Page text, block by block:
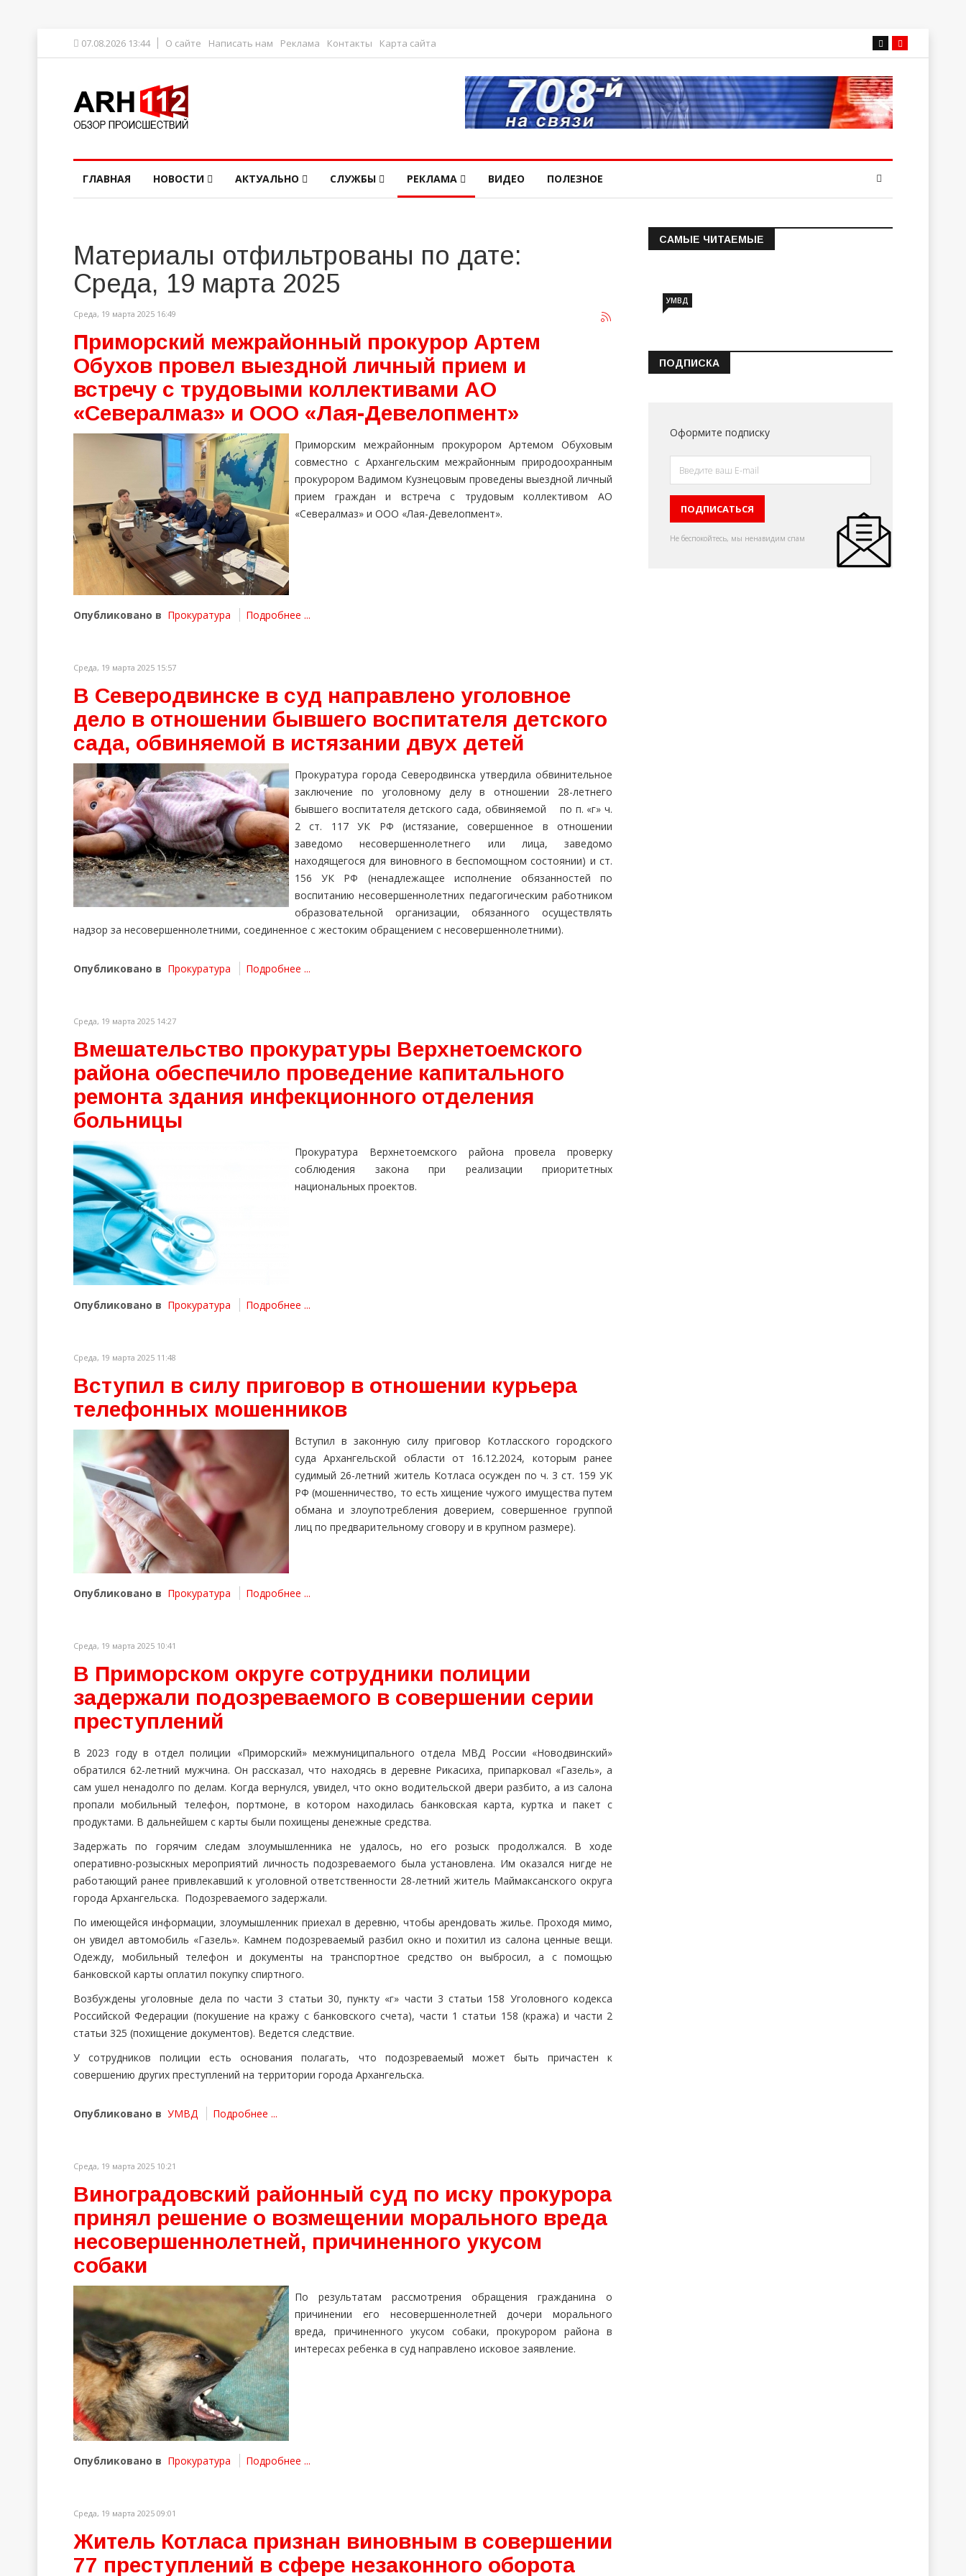
07.08.2026 13:44 О сайте Написать нам Реклама Контакты Карта сайта
ГЛАВНАЯ НОВОСТИ АКТУАЛЬНО СЛУЖБЫ РЕКЛАМА ВИДЕО ПОЛЕЗНОЕ
Материалы отфильтрованы по дате:
Среда, 19 марта 2025
Среда, 19 марта 2025 16:49
Приморский межрайонный прокурор Артем
Обухов провел выездной личный прием и
встречу с трудовыми коллективами АО
«Севералмаз» и ООО «Лая-Девелопмент»
Приморским межрайонным прокурором Артемом Обуховым
совместно с Архангельским межрайонным природоохранным
прокурором Вадимом Кузнецовым проведены выездной личный
прием граждан и встреча с трудовым коллективом АО
«Севералмаз» и ООО «Лая-Девелопмент».
Опубликовано в Прокуратура Подробнее ...
Среда, 19 марта 2025 15:57
В Северодвинске в суд направлено уголовное
дело в отношении бывшего воспитателя детского
сада, обвиняемой в истязании двух детей
Прокуратура города Северодвинска утвердила обвинительное
заключение по уголовному делу в отношении 28-летнего
бывшего воспитателя детского сада, обвиняемой по п. «г» ч.
2 ст. 117 УК РФ (истязание, совершенное в отношении
заведомо несовершеннолетнего или лица, заведомо
находящегося для виновного в беспомощном состоянии) и ст.
156 УК РФ (ненадлежащее исполнение обязанностей по
воспитанию несовершеннолетних педагогическим работником
образовательной организации, обязанного осуществлять
надзор за несовершеннолетними, соединенное с жестоким обращением с несовершеннолетними).
Опубликовано в Прокуратура Подробнее ...
Среда, 19 марта 2025 14:27
Вмешательство прокуратуры Верхнетоемского
района обеспечило проведение капитального
ремонта здания инфекционного отделения
больницы
Прокуратура Верхнетоемского района провела проверку
соблюдения закона при реализации приоритетных
национальных проектов.
Опубликовано в Прокуратура Подробнее ...
Среда, 19 марта 2025 11:48
Вступил в силу приговор в отношении курьера
телефонных мошенников
Вступил в законную силу приговор Котласского городского
суда Архангельской области от 16.12.2024, которым ранее
судимый 26-летний житель Котласа осужден по ч. 3 ст. 159 УК
РФ (мошенничество, то есть хищение чужого имущества путем
обмана и злоупотребления доверием, совершенное группой
лиц по предварительному сговору и в крупном размере).
Опубликовано в Прокуратура Подробнее ...
Среда, 19 марта 2025 10:41
В Приморском округе сотрудники полиции
задержали подозреваемого в совершении серии
преступлений
В 2023 году в отдел полиции «Приморский» межмуниципального отдела МВД России «Новодвинский»
обратился 62-летний мужчина. Он рассказал, что находясь в деревне Рикасиха, припарковал «Газель», а
сам ушел ненадолго по делам. Когда вернулся, увидел, что окно водительской двери разбито, а из салона
пропали мобильный телефон, портмоне, в котором находилась банковская карта, куртка и пакет с
продуктами. В дальнейшем с карты были похищены денежные средства.
Задержать по горячим следам злоумышленника не удалось, но его розыск продолжался. В ходе
оперативно-розыскных мероприятий личность подозреваемого была установлена. Им оказался нигде не
работающий ранее привлекавший к уголовной ответственности 28-летний житель Маймаксанского округа
города Архангельска. Подозреваемого задержали.
По имеющейся информации, злоумышленник приехал в деревню, чтобы арендовать жилье. Проходя мимо,
он увидел автомобиль «Газель». Камнем подозреваемый разбил окно и похитил из салона ценные вещи.
Одежду, мобильный телефон и документы на транспортное средство он выбросил, а с помощью
банковской карты оплатил покупку спиртного.
Возбуждены уголовные дела по части 3 статьи 30, пункту «г» части 3 статьи 158 Уголовного кодекса
Российской Федерации (покушение на кражу с банковского счета), части 1 статьи 158 (кража) и части 2
статьи 325 (похищение документов). Ведется следствие.
У сотрудников полиции есть основания полагать, что подозреваемый может быть причастен к
совершению других преступлений на территории города Архангельска.
Опубликовано в УМВД Подробнее ...
Среда, 19 марта 2025 10:21
Виноградовский районный суд по иску прокурора
принял решение о возмещении морального вреда
несовершеннолетней, причиненного укусом
собаки
По результатам рассмотрения обращения гражданина о
причинении его несовершеннолетней дочери морального
вреда, причиненного укусом собаки, прокурором района в
интересах ребенка в суд направлено исковое заявление.
Опубликовано в Прокуратура Подробнее ...
Среда, 19 марта 2025 09:01
Житель Котласа признан виновным в совершении
77 преступлений в сфере незаконного оборота
САМЫЕ ЧИТАЕМЫЕ
Информация о состоянии
УМВД
ПОДПИСКА
Оформите подписку
Не беспокойтесь, мы ненавидим спам